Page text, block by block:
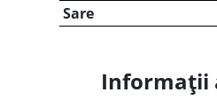
Sare
Informații